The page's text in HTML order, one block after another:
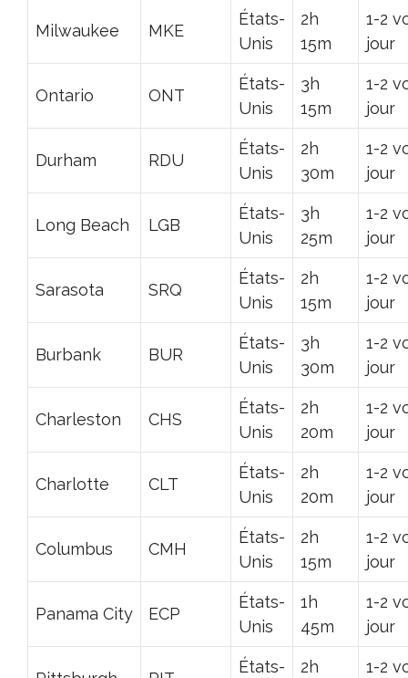
Milwaukee MKE
États-
Unis
2h
15m
1-2
jour
Ontario ONT
États-
Unis
3h
15m
1-2
jour
Durham RDU
États-
Unis
2h
30m
1-2
jour
Long Beach LGB
États-
Unis
3h
25m
1-2
jour
Sarasota SRQ
États-
Unis
2h
15m
1-2
jour
Burbank BUR
États-
Unis
3h
30m
1-2
jour
Charleston CHS
États-
Unis
2h
20m
1-2
jour
Charlotte CLT
États-
Unis
2h
20m
1-2
jour
Columbus CMH
États-
Unis
2h
15m
1-2
jour
Panama City ECP
États-
Unis
1h
45m
1-2
jour
États-
2h
1-2